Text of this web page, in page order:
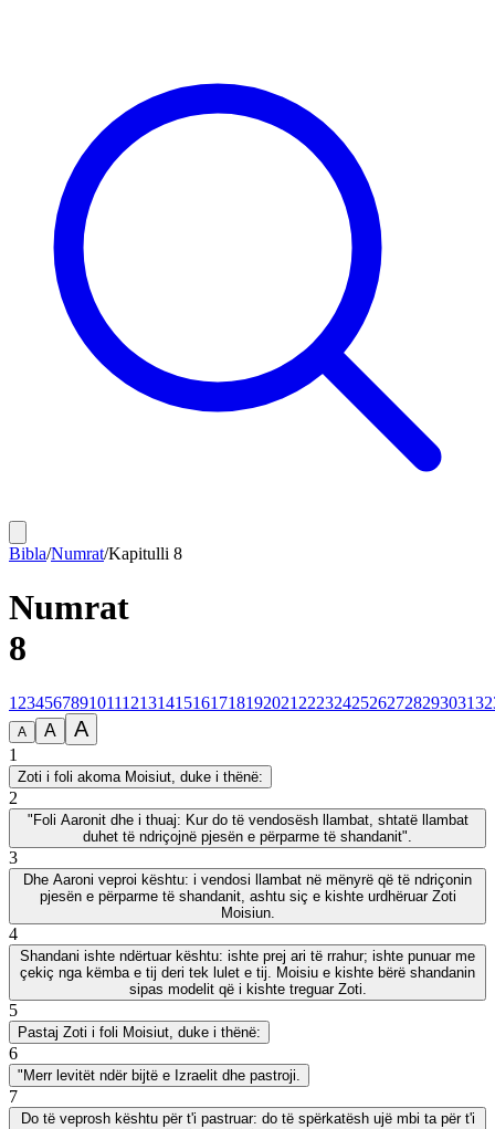
Bibla/Numrat/Kapitulli 8
Numrat
8
1 23456789101112131415161718192021 2223242526272829303132
A A A
1
Zoti i foli akoma Moisiut, duke i thënë:
2
"Foli Aaronit dhe i thuaj: Kur do të vendosësh llambat, shtatë llambat
duhet të ndriçojnë pjesën e përparme të shandanit".
3
Dhe Aaroni veproi kështu: i vendosi llambat në mënyrë që të ndriçonin
pjesën e përparme të shandanit, ashtu siç e kishte urdhëruar Zoti
Moisiun.
4
Shandani ishte ndërtuar kështu: ishte prej ari të rrahur; ishte punuar me
çekiç nga këmba e tij deri tek lulet e tij. Moisiu e kishte bërë shandanin
sipas modelit që i kishte treguar Zoti.
5
Pastaj Zoti i foli Moisiut, duke i thënë:
6
"Merr levitët ndër bijtë e Izraelit dhe pastroji.
7
Do të veprosh kështu për t'i pastruar: do të spërkatësh ujë mbi ta për t'i